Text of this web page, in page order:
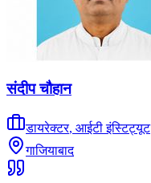
संदीप चौहान
डायरेक्टर, आईटी इंस्टिट्यूट
गाजियाबाद